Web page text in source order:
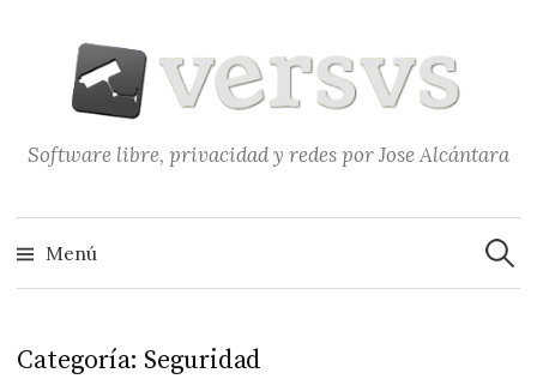
contenido
Software libre, privacidad y redes por Jose Alcántara
Menú
Categoría: Seguridad